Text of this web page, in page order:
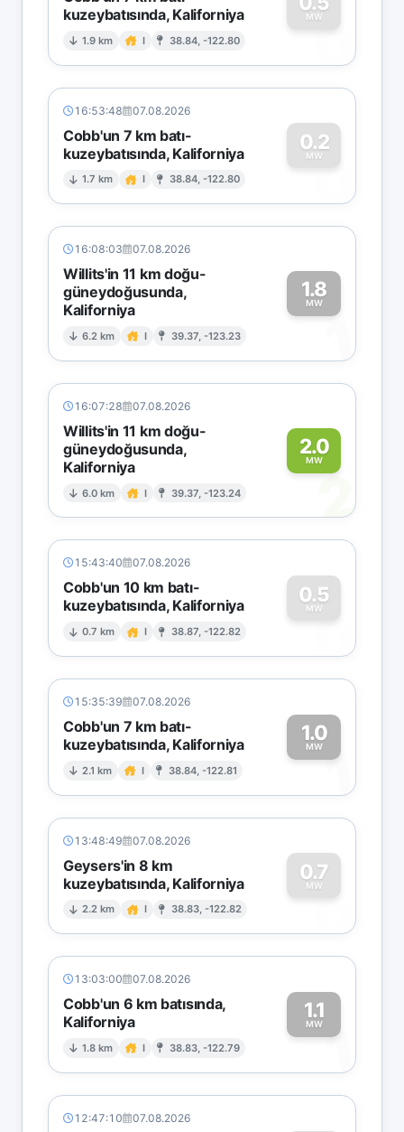
kuzeybatısında, Kaliforniya
1.9 km I 38.84, -122.80
MW
0
16:53:48 07.08.2026
Cobb'un 7 km batı-
kuzeybatısında, Kaliforniya
1.7 km I 38.84, -122.80
0.2
MW
0
16:08:03 07.08.2026
Willits'in 11 km doğu-
güneydoğusunda,
Kaliforniya
6.2 km I 39.37, -123.23
1.8
MW
1
16:07:28 07.08.2026
Willits'in 11 km doğu-
güneydoğusunda,
Kaliforniya
6.0 km I 39.37, -123.24
2.0
MW
2
15:43:40 07.08.2026
Cobb'un 10 km batı-
kuzeybatısında, Kaliforniya
0.7 km I 38.87, -122.82
0.5
MW
0
15:35:39 07.08.2026
Cobb'un 7 km batı-
kuzeybatısında, Kaliforniya
2.1 km I 38.84, -122.81
1.0
MW1
13:48:49 07.08.2026
Geysers'in 8 km
kuzeybatısında, Kaliforniya
2.2 km I 38.83, -122.82
0.7
MW
0
13:03:00 07.08.2026
Cobb'un 6 km batısında,
Kaliforniya
1.8 km I 38.83, -122.79
1.1
MW1
12:47:10 07.08.2026